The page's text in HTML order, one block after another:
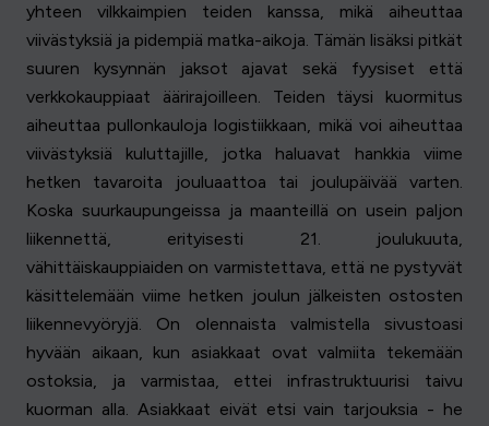
yhteen vilkkaimpien teiden kanssa, mikä aiheuttaa
viivästyksiä ja pidempiä matka-aikoja. Tämän lisäksi pitkät
suuren kysynnän jaksot ajavat sekä fyysiset että
verkkokauppiaat äärirajoilleen. Teiden täysi kuormitus
aiheuttaa pullonkauloja logistiikkaan, mikä voi aiheuttaa
viivästyksiä kuluttajille, jotka haluavat hankkia viime
hetken tavaroita jouluaattoa tai joulupäivää varten.
Koska suurkaupungeissa ja maanteillä on usein paljon
liikennettä, erityisesti 21. joulukuuta,
vähittäiskauppiaiden on varmistettava, että ne pystyvät
käsittelemään viime hetken joulun jälkeisten ostosten
liikennevyöryjä. On olennaista valmistella sivustoasi
hyvään aikaan, kun asiakkaat ovat valmiita tekemään
ostoksia, ja varmistaa, ettei infrastruktuurisi taivu
kuorman alla. Asiakkaat eivät etsi vain tarjouksia - he